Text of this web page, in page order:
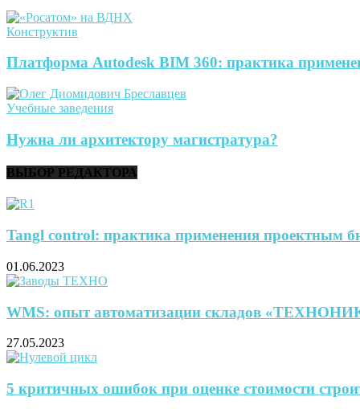
Конструктив
Платформа Autodesk BIM 360: практика
Учебные заведения
Нужна ли архитектору магистратура?
ВЫБОР РЕДАКТОРА
Tangl control: практика применения проектным
01.06.2023
WMS: опыт автоматизации складов
27.05.2023
5 критичных ошибок при оценке стоимости